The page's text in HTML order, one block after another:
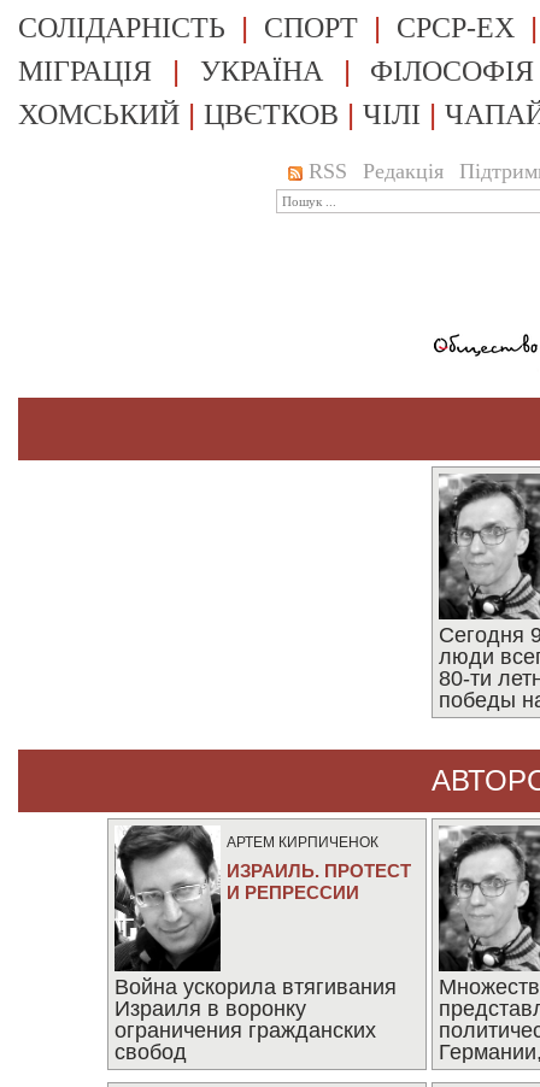
СОЛІДАРНІСТЬ | СПОРТ | СРСР-EX
МІГРАЦІЯ | УКРАЇНА | ФІЛОСОФІЯ
ХОМСЬКИЙ | ЦВЄТКОВ | ЧІЛІ |
RSS Редакція
Сегодня
люди
80-ти
победы
АРТЕМ КИРПИЧЕНОК
ИЗРАИЛЬ. ПРОТЕСТ
И РЕПРЕССИИ
Война ускорила втягивания
Израиля в воронку
ограничения гражданских
свобод